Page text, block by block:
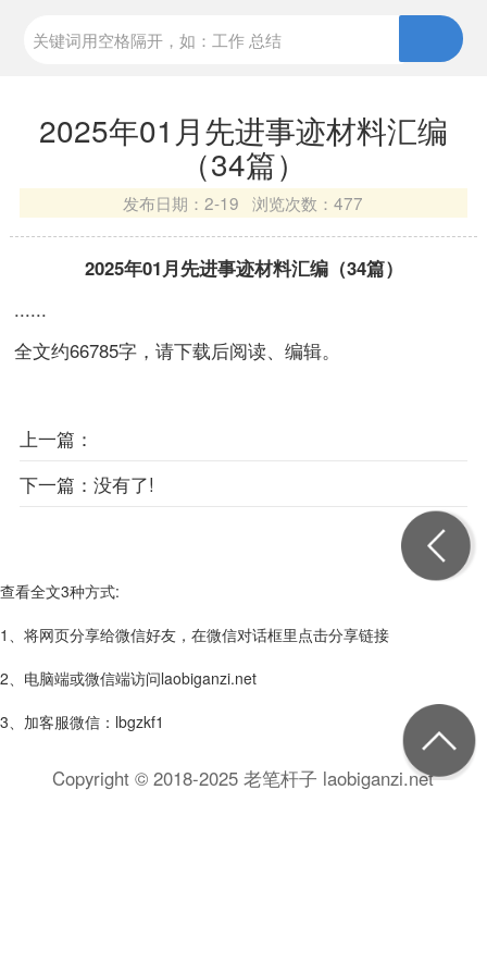
2025年01月先进事迹材料汇编
（34篇）
发布日期：2-19 浏览次数：477
2025年01月先进事迹材料汇编（34篇）
......
全文约66785字，请下载后阅读、编辑。
上一篇：
下一篇： 没有了!
查看全文3种方式:
1、将网页分享给微信好友，在微信对话框里点击分享链接
2、电脑端或微信端访问laobiganzi.net
3、加客服微信：lbgzkf1
Copyright © 2018-2025 老笔杆子 laobiganzi.net